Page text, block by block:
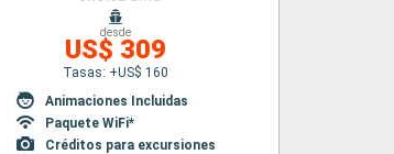
desde
US$ 309
Tasas: +US$ 160
Animaciones Incluidas
Paquete WiFi*
Créditos para excursiones